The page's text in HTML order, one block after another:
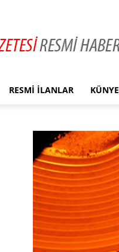
RESMI İLANLAR KÜNYE